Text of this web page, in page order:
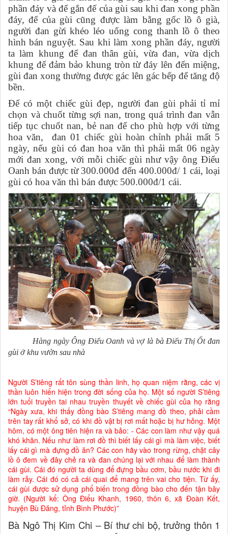
phần đáy và để gắn đế của gùi sau khi đan xong phần
đáy, đế của gùi cũng được làm bằng gốc lồ ô già,
người đan gừi khéo léo uống cong thanh lồ ô theo
hình bán nguyệt. Sau khi làm xong phần đáy, người
ta làm khung để đan thân gùi, vừa đan, vừa dịch
khung để đảm bảo khung tròn từ đáy lên đến miệng,
gùi đan xong thường được gác lên gác bếp để tăng độ
bền.
Để có một chiếc gùi đẹp, người đan gùi phải tỉ mỉ
chọn và chuốt từng sợi nan, trong quá trình đan vẫn
tiếp tục chuốt nan, bẻ nan để cho phù hợp với từng
hoa văn, đan 01 chiếc gùi hoàn chỉnh phải mất 5
ngày, nếu gùi có đan hoa văn thì phải mất 06 ngày
mới đan xong, với mỗi chiếc gùi như vậy ông Điểu
Oanh bán được từ 300.000đ đến 400.000đ/ 1 cái, loại
gùi có hoa văn thì bán được 500.000đ/1 cái.
Hàng ngày Ông Điểu Oanh và vợ là bà Điểu Thị Ốt đan
gùi ở khu vườn sau nhà
Người S’tiêng rất tôn sùng thần linh, họ quan niệm rằng, các vị
thần luôn hiển hiện trong đời sống của họ. Một số người S’tiêng
lớn tuổi truyền tai nhau truyền thuyết về chiếc gùi của họ rằng
“Ngày xưa, khi thấy đồng bào S’tiêng mang đồ theo, phải cầm
trên tay rất khổ sở, có khi đồ vật bị rơi mất hoặc bị hư hỏng. Một
hôm, có một ông tiên hiện ra và bảo: - Các con làm như vậy quá
khó khăn. Nếu như làm rơi đồ thì biết lấy cái gì mà làm việc, biết
lấy cái gì mà đựng đồ ăn? Các con hãy vào trong rừng, chặt cây
lồ ô đem về đây chẻ ra và đan chúng lại với nhau để làm thành
cái gùi. Cái đó người ta dùng để đựng bầu cơm, bầu nước khi đi
làm rẫy. Cái đó có cả cái quai để mang trên vai cho tiện. Từ ấy,
cái gùi được sử dụng phổ biến trong đồng bào cho đến tận bây
giờ. (Người kể: Ông Điểu Khanh, 1960, thôn 6, xã Đoàn Kết,
huyện Bù Đăng, tỉnh Bình Phước)”
Bà Ngô Thị Kim Chi – Bí thư chi bộ, trưởng thôn 1